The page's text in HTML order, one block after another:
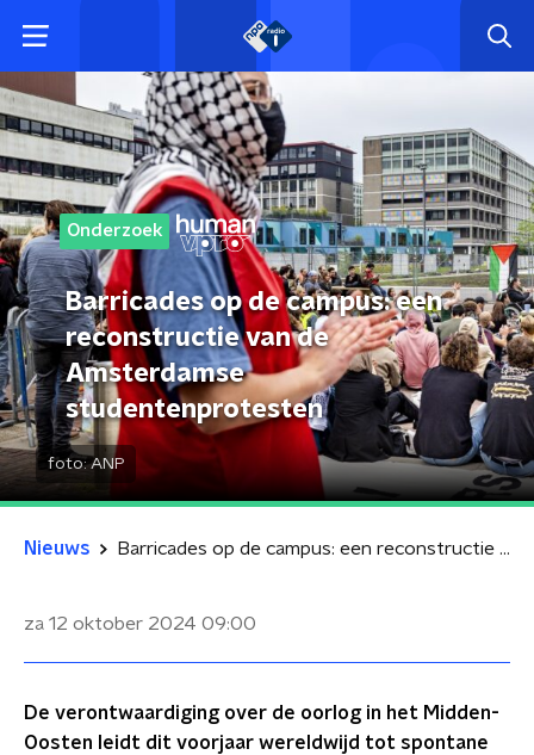
Onderzoek
Barricades op de campus: een
reconstructie van de
Amsterdamse
studentenprotesten
foto:ANP
Nieuws Barricades op de campus: een reconstructie van de Amsterdamse studentenprotesten
za 12 oktober 2024 09:00
De verontwaardiging over de oorlog in het Midden-
Oosten leidt dit voorjaar wereldwijd tot spontane